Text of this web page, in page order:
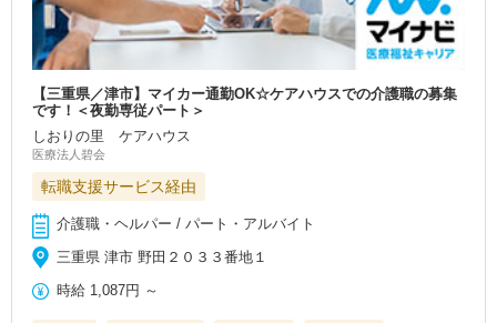
【三重県／津市】マイカー通勤OK☆ケアハウスでの介護職の募集
です！＜夜勤専従パート＞
しおりの里 ケアハウス
医療法人碧会
転職支援サービス経由
介護職・ヘルパー / パート・アルバイト
三重県 津市 野田２０３３番地１
時給 1,087円 ～